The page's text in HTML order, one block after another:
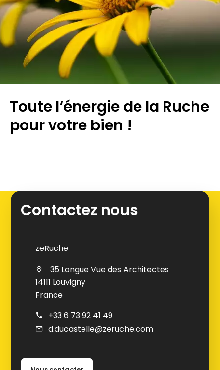
Toute l‘énergie de la Ruche
pour votre bien !
+
Contactez nous
zeRuche
35 Longue Vue des Architectes
14111 Louvigny
France
+33 6 73 92 41 49
d.ducastelle@zeruche.com